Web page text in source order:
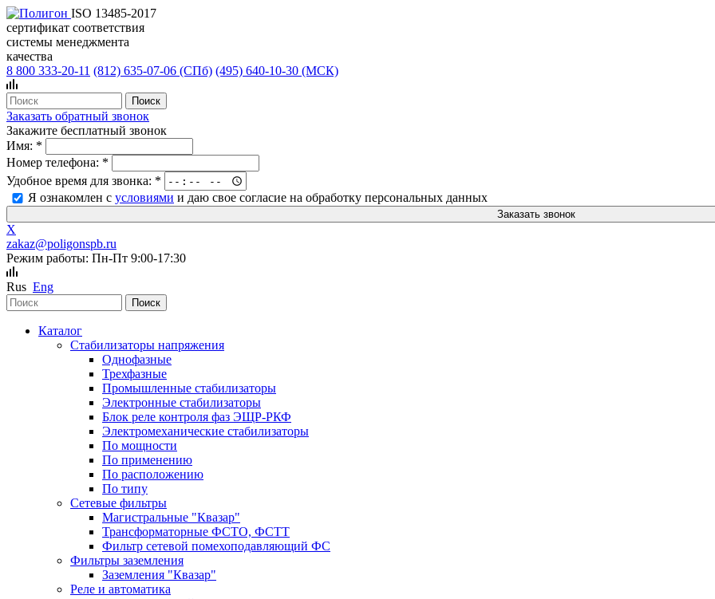
ISO 13485-2017
сертификат соответствия
системы менеджмента
качества
8 800 333-20-11 (812) 635-07-06 (СПб) (495) 640-10-30 (МСК)
Заказать обратный звонок
Закажите бесплатный звонок
Имя: *
Номер телефона: *
Удобное время для звонка: *
Я ознакомлен с условиями и даю свое согласие на обработку персональных данных
X
zakaz@poligonspb.ru
Режим работы: Пн-Пт 9:00-17:30
Rus Eng
Каталог
Стабилизаторы напряжения
Однофазные
Трехфазные
Промышленные стабилизаторы
Электронные стабилизаторы
Блок реле контроля фаз ЭЩР-РКФ
Электромеханические стабилизаторы
По мощности
По применению
По расположению
По типу
Сетевые фильтры
Магистральные "Квазар"
Трансформаторные ФСТО, ФСТТ
Фильтр сетевой помехоподавляющий ФС
Фильтры заземления
Заземления "Квазар"
Реле и автоматика